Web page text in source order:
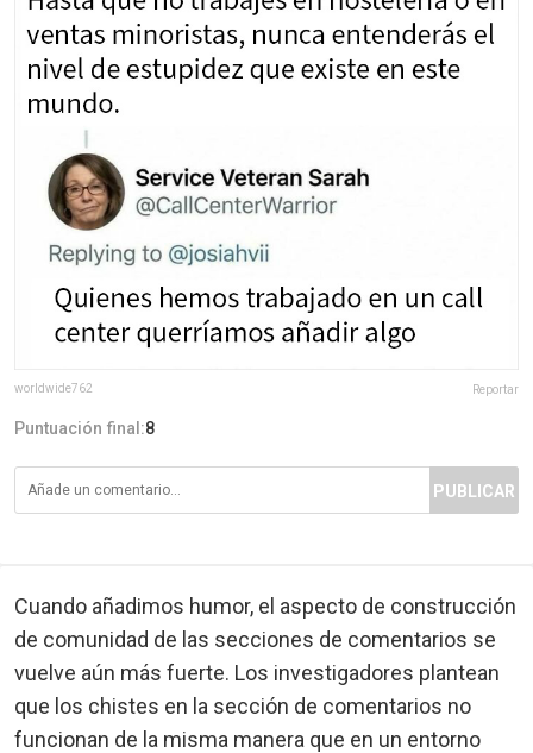
worldwide762 Reportar
Puntuación final:8
PUBLICAR
Cuando añadimos humor, el aspecto de construcción
de comunidad de las secciones de comentarios se
vuelve aún más fuerte. Los investigadores plantean
que los chistes en la sección de comentarios no
funcionan de la misma manera que en un entorno